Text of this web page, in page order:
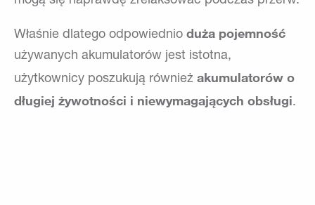
Właśnie dlatego odpowiednio duża pojemność
używanych akumulatorów jest istotna,
użytkownicy poszukują również akumulatorów o
długiej żywotności i niewymagających obsługi.